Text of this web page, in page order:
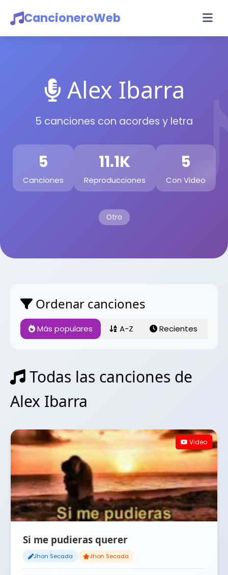
CancioneroWeb
Alex Ibarra
5 canciones con acordes y letra
5
Canciones
11.1K
Reproducciones
5
Con Video
Otro
Ordenar canciones
Más populares A-Z Recientes
Todas las canciones de
Alex Ibarra
Video
Si me pudieras querer
Jhon Secada Jhon Secada